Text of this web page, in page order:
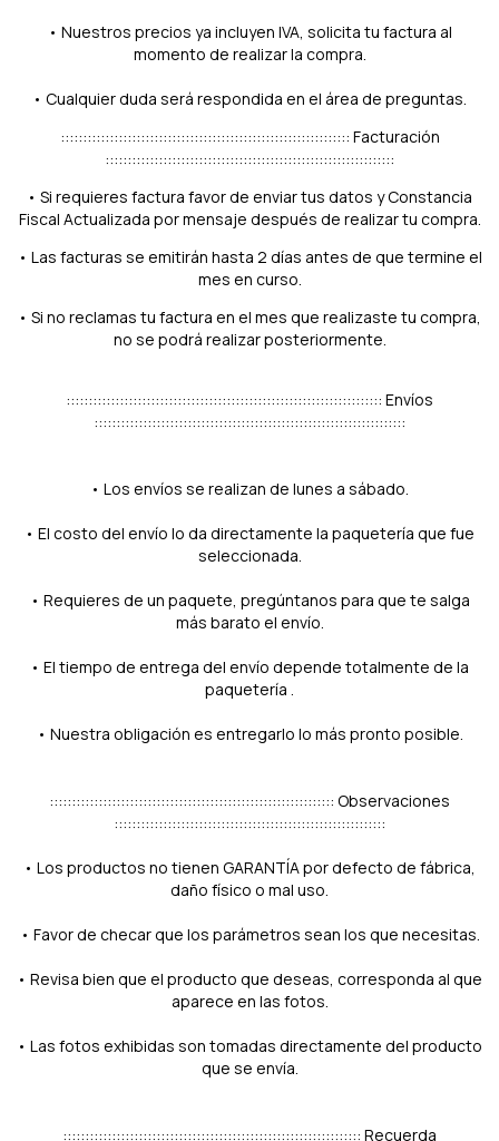
• Nuestros precios ya incluyen IVA, solicita tu factura al
momento de realizar la compra.
• Cualquier duda será respondida en el área de preguntas.
::::::::::::::::::::::::::::::::::::::::::::::::::::::::::::::::: Facturación
:::::::::::::::::::::::::::::::::::::::::::::::::::::::::::::::::
• Si requieres factura favor de enviar tus datos y Constancia
Fiscal Actualizada por mensaje después de realizar tu compra.
• Las facturas se emitirán hasta 2 días antes de que termine el
mes en curso.
• Si no reclamas tu factura en el mes que realizaste tu compra,
no se podrá realizar posteriormente.
::::::::::::::::::::::::::::::::::::::::::::::::::::::::::::::::::::::: Envíos
::::::::::::::::::::::::::::::::::::::::::::::::::::::::::::::::::::::
• Los envíos se realizan de lunes a sábado.
• El costo del envío lo da directamente la paquetería que fue
seleccionada.
• Requieres de un paquete, pregúntanos para que te salga
más barato el envío.
• El tiempo de entrega del envío depende totalmente de la
paquetería .
• Nuestra obligación es entregarlo lo más pronto posible.
:::::::::::::::::::::::::::::::::::::::::::::::::::::::::::::::: Observaciones
:::::::::::::::::::::::::::::::::::::::::::::::::::::::::::::
• Los productos no tienen GARANTÍA por defecto de fábrica,
daño físico o mal uso.
• Favor de checar que los parámetros sean los que necesitas.
• Revisa bien que el producto que deseas, corresponda al que
aparece en las fotos.
• Las fotos exhibidas son tomadas directamente del producto
que se envía.
::::::::::::::::::::::::::::::::::::::::::::::::::::::::::::::::::: Recuerda